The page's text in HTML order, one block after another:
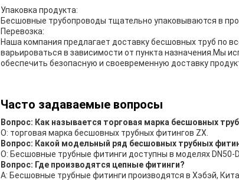
Упаковка продукта:
Бесшовные трубопроводы тщательно упаковываются в
Перевозка:
Наша компания предлагает доставку бесшовных труб по
варьироваться в зависимости от пункта назначения.Мы
обеспечить безопасную и своевременную доставку
Часто задаваемые вопросы
Вопрос: Как называется торговая марка бесшовных
О: торговая марка бесшовных трубных фитингов ZX.
Вопрос: Какой модельный ряд бесшовных трубных
О: Бесшовные трубные фитинги доступны в моделях DN50-
Вопрос: Где производятся цепные фитинги?
A: Бесшовные трубные фитинги производятся в Хэбэй,